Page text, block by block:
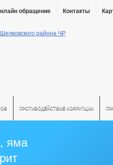
обращение Контакты
ПРОТИВОДЕЙСТВИЕ КОРРУПЦИИ
яма